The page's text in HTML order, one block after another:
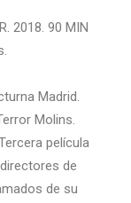
2018. 90 MIN
Madrid.
Molins.
película
de
de su